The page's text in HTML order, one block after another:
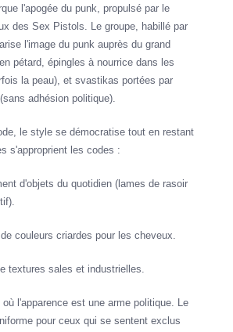
l'apogée du punk, propulsé par le
des Sex Pistols. Le groupe, habillé par
l'image du punk auprès du grand
pétard, épingles à nourrice dans les
la peau), et svastikas portées par
adhésion politique).
le style se démocratise tout en restant
s'approprient les codes :
d'objets du quotidien (lames de rasoir
couleurs criardes pour les cheveux.
textures sales et industrielles.
l'apparence est une arme politique. Le
pour ceux qui se sentent exclus